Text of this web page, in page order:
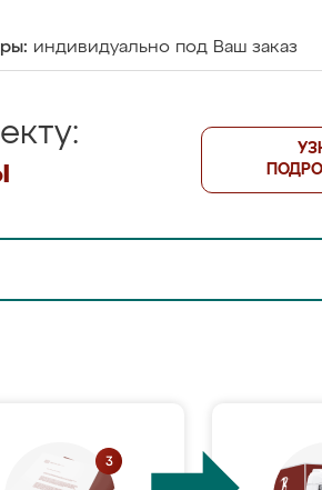
индивидуально под Ваш заказ